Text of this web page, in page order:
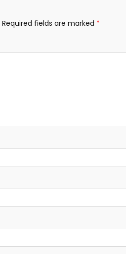
Required fields are marked *